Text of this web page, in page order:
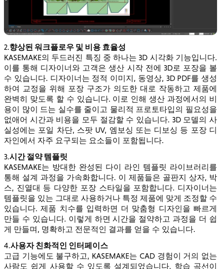
2.향상된 워크플로우 및 비용 효율성
KASEMAKE의 두드러진 특징 중 하나는 3D 시각화 기능입니다.
이를 통해 디자이너와 고객은 생산 시작 전에 3D로 포장을 볼
수 있습니다. 디자이너는 정적 이미지, 동영상, 3D PDF를 생성
하여 교정을 위해 포장 구조가 의도한 대로 작동하고 제품에
완벽히 맞도록 할 수 있습니다. 이로 인해 생산 과정에서의 비
용이 많이 드는 실수를 줄이고 물리적 프로토타입의 필요성을
없애어 시간과 비용을 모두 절감할 수 있습니다. 3D 모델의 사
실성에는 포일 차단, 스팟 UV, 엠보싱 또는 디보싱 등 포장 디
자인에서 자주 요구되는 요소들이 포함됩니다.
3.시간 절약 템플릿
KASEMAKE는 방대한 완성된 다이 라인 템플릿 라이브러리를
통해 설계 과정을 가속화합니다. 이 제품들은 골판지 상자, 박
스, 진열대 등 다양한 포장 스타일을 포함합니다. 디자이너는
템플릿을 있는 그대로 사용하거나 특정 제품에 맞게 조정할 수
있습니다. 제품 치수를 입력하면 더 맞춤형 디자인을 빠르게
만들 수 있습니다. 이렇게 하면 시간을 절약하고 과정을 더 쉽
게 만들며, 명확하고 전문적인 결과를 얻을 수 있습니다.
4.사용자 친화적인 인터페이스
고급 기능에도 불구하고, KASEMAKE는 CAD 경험이 거의 없는
사람도 쉽게 사용할 수 있도록 설계되었습니다. 학습 곡선이